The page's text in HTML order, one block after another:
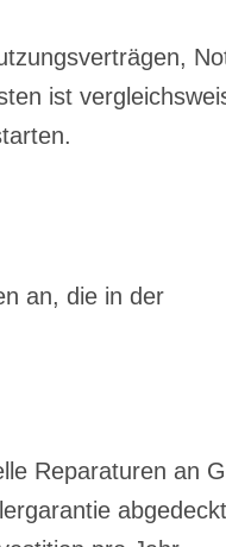
ist
an, die in der
Reparaturen an